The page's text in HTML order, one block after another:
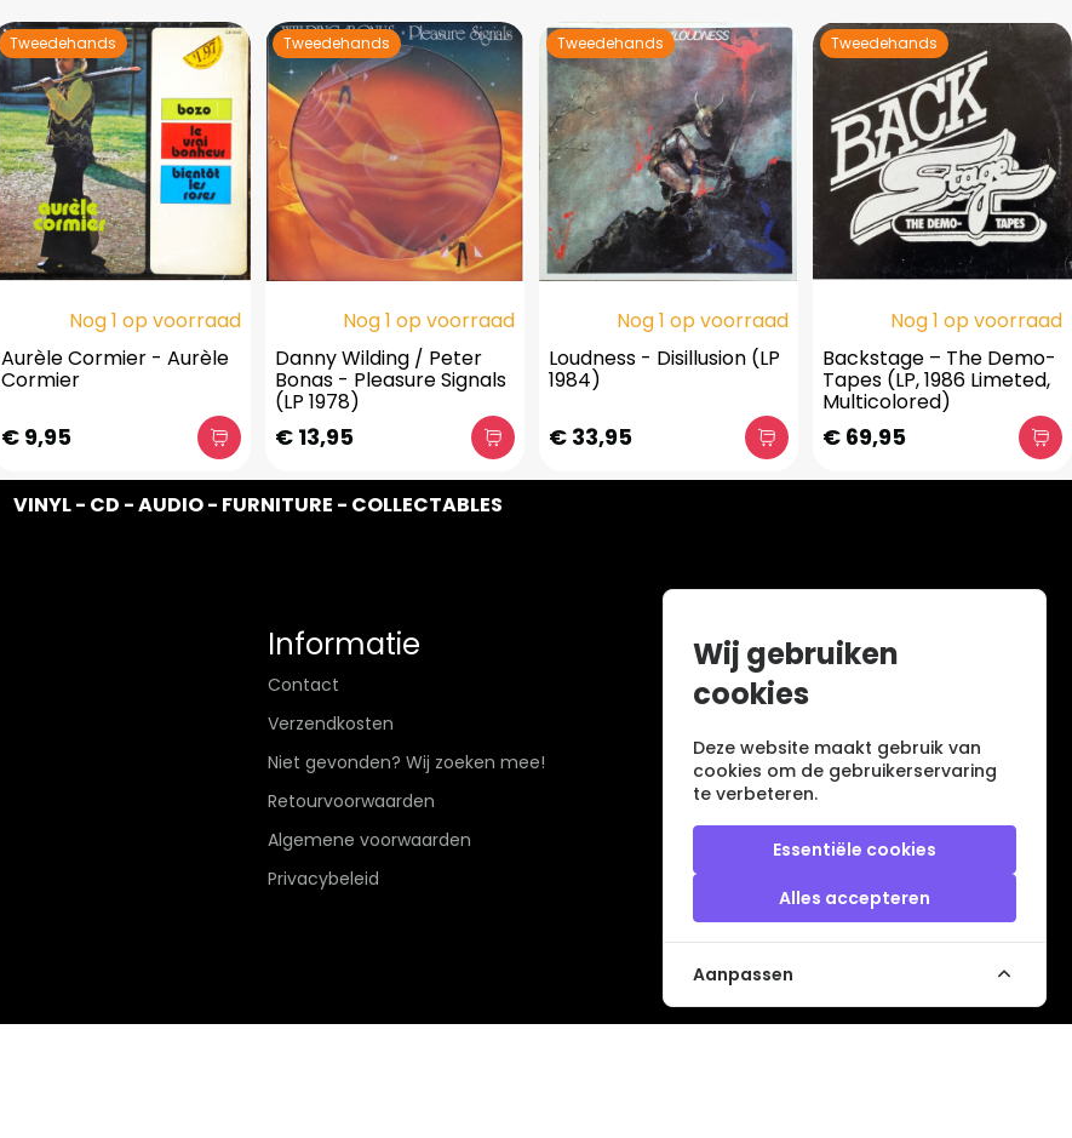
Tweedehands
Nog 1 op voorraad
Aurèle Cormier - Aurèle
Cormier
€ 9,95
Tweedehands
Nog 1 op voorraad
Danny Wilding / Peter
Bonas - Pleasure Signals
(LP 1978)
€ 13,95
Tweedehands
Nog 1 op voorraad
Loudness - Disillusion (LP
1984)
€ 33,95
Tweedehands
Nog 1 op voorraad
Backstage – The Demo-
Tapes (LP, 1986 Limeted,
Multicolored)
€ 69,95
VINYL - CD - AUDIO - FURNITURE - COLLECTABLES
Informatie
Contact
Verzendkosten
Niet gevonden? Wij zoeken mee!
Retourvoorwaarden
Algemene voorwaarden
Privacybeleid
Wij gebruiken
cookies
Deze website maakt gebruik van
cookies om de gebruikerservaring
te verbeteren.
Essentiële cookies
Alles accepteren
Aanpassen